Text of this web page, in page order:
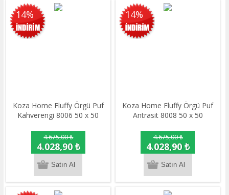
14%
Koza Home Fluffy Örgü Puf
Kahverengi 8006 50 x 50
4.675,00 ₺
4.028,90 ₺
14%
Koza Home Fluffy Örgü Puf
Antrasit 8008 50 x 50
4.675,00 ₺
4.028,90 ₺